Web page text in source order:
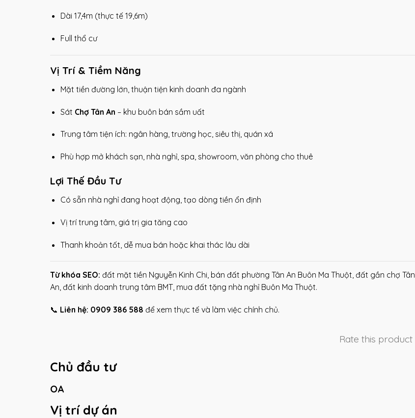
Dài 17,4m (thực tế 19,6m)
Full thổ cư
Vị Trí & Tiềm Năng
Mặt tiền đường lớn, thuận tiện kinh doanh đa ngành
Sát Chợ Tân An – khu buôn bán sầm uất
Trung tâm tiện ích: ngân hàng, trường học, siêu thị, quán xá
Phù hợp mở khách sạn, nhà nghỉ, spa, showroom, văn phòng cho thuê
Lợi Thế Đầu Tư
Có sẵn nhà nghỉ đang hoạt động, tạo dòng tiền ổn định
Vị trí trung tâm, giá trị gia tăng cao
Thanh khoản tốt, dễ mua bán hoặc khai thác lâu dài
Từ khóa SEO: đất mặt tiền Nguyễn Kinh Chi, bán đất phường Tân An Buôn Ma Thuột, đất gần chợ Tân
An, đất kinh doanh trung tâm BMT, mua đất tặng nhà nghỉ Buôn Ma Thuột.
📞 Liên hệ: 0909 386 588 để xem thực tế và làm việc chính chủ.
Rate this product
Chủ đầu tư
OA
Vị trí dự án